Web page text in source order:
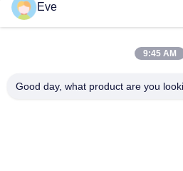
Niet-giftige Rode Parel Auto Verf
Grondlak Voor Carrosserie
Eve
9:45 AM
Good day, what product are you